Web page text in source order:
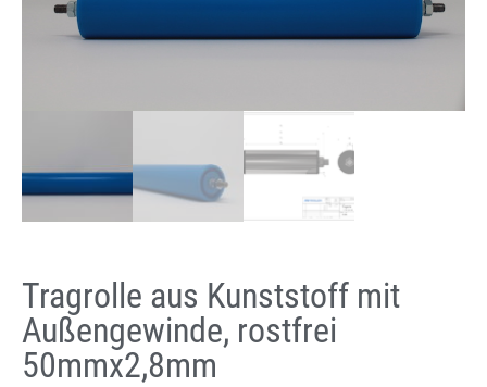
Tragrolle aus Kunststoff mit
Außengewinde, rostfrei
50mmx2,8mm